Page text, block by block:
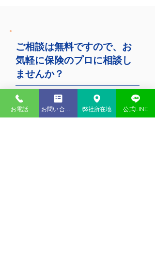
ご相談は無料ですので、お
気軽に保険のプロに相談し
ませんか？
大黒柱のもしも・・・
お子様の心配事
ご自宅の心配事
お電話 弊社所在地 公式LINE